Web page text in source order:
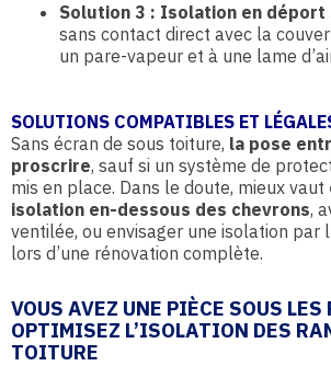
Solution 3 : Isolation en déport
sans contact direct avec la
un pare-vapeur et à une lame
SOLUTIONS COMPATIBLES ET
Sans écran de sous toiture, la pose
proscrire, sauf si un système de
mis en place. Dans le doute, mieux vaut
isolation en-dessous des chevrons,
ventilée, ou envisager une isolation par
lors d’une rénovation complète.
VOUS AVEZ UNE PIÈCE SOUS
OPTIMISEZ L’ISOLATION DES
TOITURE